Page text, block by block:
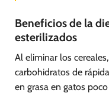
Beneficios de la
esterilizados
Al eliminar los
carbohidratos de
en grasa en gatos